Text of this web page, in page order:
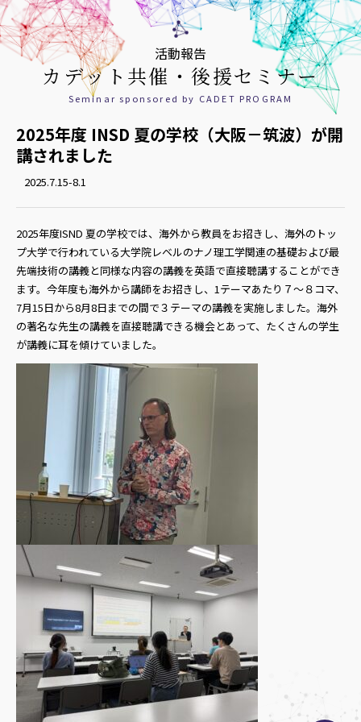
活動報告
カデット共催・後援セミナー
Seminar sponsored by CADET PROGRAM
2025年度 INSD 夏の学校（大阪－筑波）が開
講されました
2025.7.15-8.1
2025年度ISND 夏の学校では、海外から教員をお招きし、海外のトッ
プ大学で行われている大学院レベルのナノ理工学関連の基礎および最
先端技術の講義と同様な内容の講義を英語で直接聴講することができ
ます。今年度も海外から講師をお招きし、1テーマあたり７～８コマ、
7月15日から8月8日までの間で３テーマの講義を実施しました。海外
の著名な先生の講義を直接聴講できる機会とあって、たくさんの学生
が講義に耳を傾けていました。